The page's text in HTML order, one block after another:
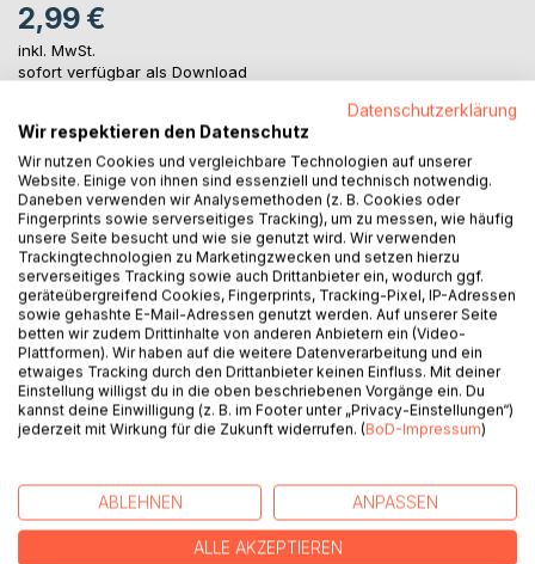
2,99 €
inkl. MwSt.
sofort verfügbar als Download
IN DEN WARENKORB
Auf die Merkliste
Titel bewerten
BESCHREIBUNG
Mein Freund nervte mich schon auf unseren Flug nach Gran
Canaria. Immer ging es um das Eine. Ich wollte und konnte
nicht immer seine Bedürfnisse stillen. Bei einer
Datenschutzerklärung
Wir respektieren den Datenschutz
Wir nutzen Cookies und vergleichbare Technologien auf unserer
Website. Einige von ihnen sind essenziell und technisch notwendig.
Daneben verwenden wir Analysemethoden (z. B. Cookies oder
Fingerprints sowie serverseitiges Tracking), um zu messen, wie häufig
unsere Seite besucht und wie sie genutzt wird. Wir verwenden
Trackingtechnologien zu Marketingzwecken und setzen hierzu
serverseitiges Tracking sowie auch Drittanbieter ein, wodurch ggf.
geräteübergreifend Cookies, Fingerprints, Tracking-Pixel, IP-Adressen
sowie gehashte E-Mail-Adressen genutzt werden. Auf unserer Seite
betten wir zudem Drittinhalte von anderen Anbietern ein (Video-
Plattformen). Wir haben auf die weitere Datenverarbeitung und ein
etwaiges Tracking durch den Drittanbieter keinen Einfluss. Mit deiner
Einstellung willigst du in die oben beschriebenen Vorgänge ein. Du
kannst deine Einwilligung (z. B. im Footer unter „Privacy-Einstellungen“)
jederzeit mit Wirkung für die Zukunft widerrufen. (BoD-Impressum)
ABLEHNEN ANPASSEN
ALLE AKZEPTIEREN